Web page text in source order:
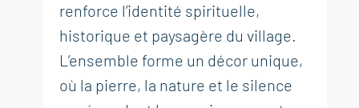
renforce l’identité spirituelle,
historique et paysagère du village.
L’ensemble forme un décor unique,
où la pierre, la nature et le silence